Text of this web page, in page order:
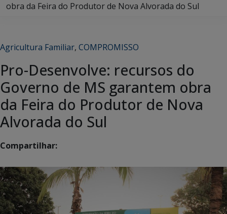
obra da Feira do Produtor de Nova Alvorada do Sul
Agricultura Familiar, COMPROMISSO
Pro-Desenvolve: recursos do
Governo de MS garantem obra
da Feira do Produtor de Nova
Alvorada do Sul
Compartilhar: